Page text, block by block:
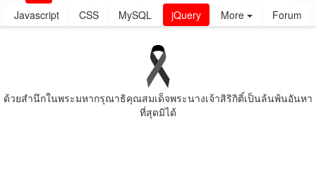
Javascript
CSS MySQL jQuery More Forum
ด้วยสํานึกในพระมหากรุณาธิคุณสมเด็จพระนางเจ้าสิริกิติ์เป็นล้นพ้นอันหา
ที่สุดมิได้